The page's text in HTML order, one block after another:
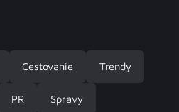
Cestovanie Trendy
PR Spravy